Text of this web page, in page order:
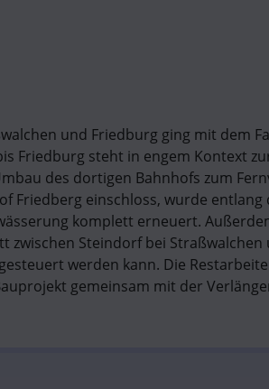
und Friedburg ging mit dem
Friedburg steht in engem Kontext
des dortigen Bahnhofs zum
Friedberg einschloss, wurde
komplett erneuert.
zwischen Steindorf bei
werden kann. Die
gemeinsam mit der